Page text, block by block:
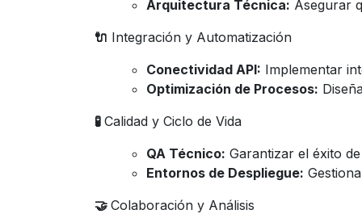
Arquitectura Técnica: Asegurar
🔌 Integración y Automatización
Conectividad API: Implementar
Optimización de Procesos:
🧪 Calidad y Ciclo de Vida
QA Técnico: Garantizar el éxito
Entornos de Despliegue:
🤝 Colaboración y Análisis